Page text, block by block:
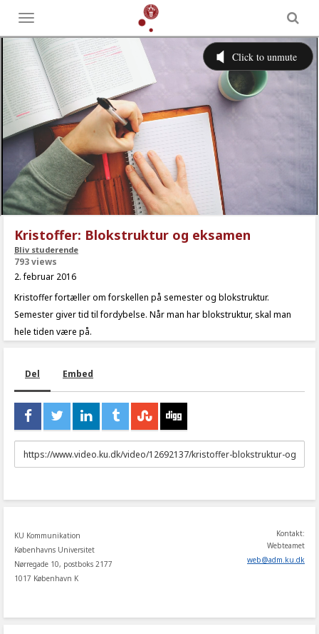
Toggle
menu
Kristoffer: Blokstruktur og eksamen
Bliv studerende
793 views
2. februar 2016
Kristoffer fortæller om forskellen på semester og blokstruktur.
Semester giver tid til fordybelse. Når man har blokstruktur, skal man
hele tiden være på.
Del Embed
URL
to
KU Kommunikation
Københavns Universitet
Nørregade 10, postboks 2177
1017 København K
Kontakt:
Webteamet
web@adm.ku.dk